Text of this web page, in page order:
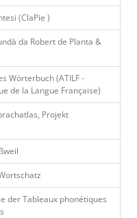
(ClaPie )
da Robert de Planta &
Wörterbuch (ATILF -
de la Langue Franҫaise)
Projekt
der Tableaux phonétiques